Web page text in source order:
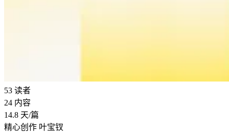
53 读者
24 内容
14.8 天/篇
精心创作 叶宝钗